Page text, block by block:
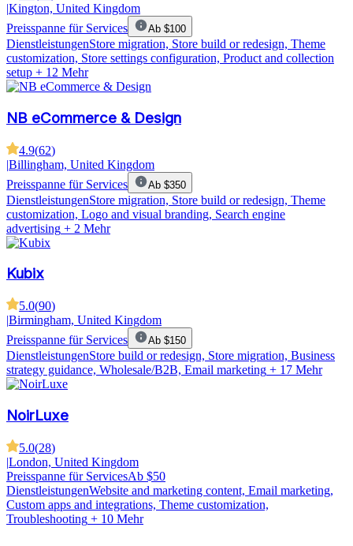
|Kington, United Kingdom
Preisspanne für Services
Ab $100
DienstleistungenStore migration, Store build or redesign, Theme
customization, Store settings configuration, Product and collection
setup + 12 Mehr
NB eCommerce & Design
4.9(62)
|Billingham, United Kingdom
Preisspanne für Services
Ab $350
DienstleistungenStore migration, Store build or redesign, Theme
customization, Logo and visual branding, Search engine
advertising + 2 Mehr
Kubix
5.0(90)
|Birmingham, United Kingdom
Preisspanne für Services
Ab $150
DienstleistungenStore build or redesign, Store migration, Business
strategy guidance, Wholesale/B2B, Email marketing + 17 Mehr
NoirLuxe
5.0(28)
|London, United Kingdom
Preisspanne für ServicesAb $50
DienstleistungenWebsite and marketing content, Email marketing,
Custom apps and integrations, Theme customization,
Troubleshooting + 10 Mehr